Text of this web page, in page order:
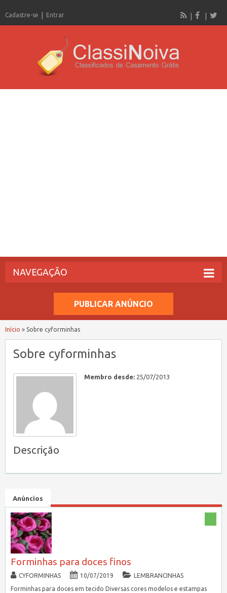
Cadastre-se Entrar
NAVEGAÇÃO
PUBLICAR ANÚNCIO
Início » Sobre cyforminhas
Sobre cyforminhas
Membro desde: 25/07/2013
Descrição
Anúncios
Forminhas para doces finos
CYFORMINHAS 10/07/2019
LEMBRANCINHAS
Forminhas para doces em tecido Diversas cores modelos e estampas